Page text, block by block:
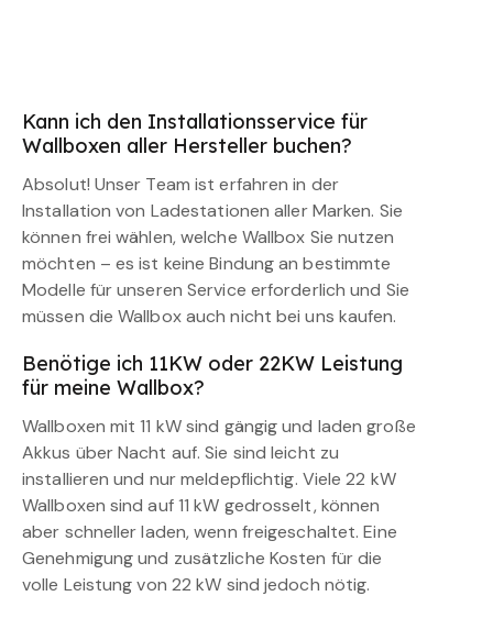
Kann ich den Installationsservice für
Wallboxen aller Hersteller buchen?
Absolut! Unser Team ist erfahren in der
Installation von Ladestationen aller Marken. Sie
können frei wählen, welche Wallbox Sie nutzen
möchten – es ist keine Bindung an bestimmte
Modelle für unseren Service erforderlich und Sie
müssen die Wallbox auch nicht bei uns kaufen.
Benötige ich 11KW oder 22KW Leistung
für meine Wallbox?
Wallboxen mit 11 kW sind gängig und laden große
Akkus über Nacht auf. Sie sind leicht zu
installieren und nur meldepflichtig. Viele 22 kW
Wallboxen sind auf 11 kW gedrosselt, können
aber schneller laden, wenn freigeschaltet. Eine
Genehmigung und zusätzliche Kosten für die
volle Leistung von 22 kW sind jedoch nötig.